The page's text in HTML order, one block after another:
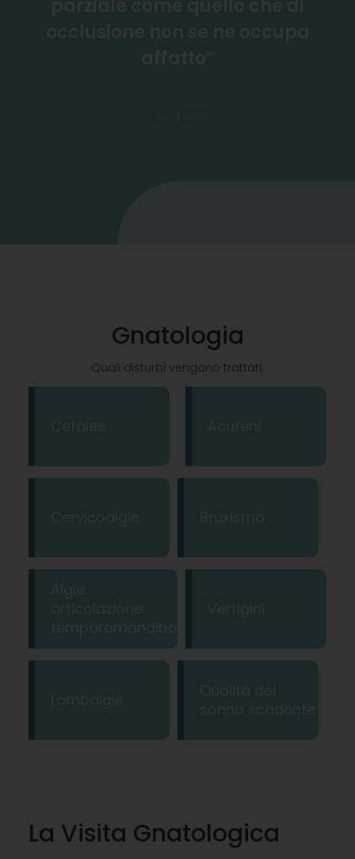
parziale come quello che di
occlusione non se ne occupa
affatto”
Gnatologia
Quali disturbi vengono trattati:
Cefalee Acufeni
Cervicoalgie Bruxismo
Algie
articolazione
temporomandibolare
Vertigini
Lombalgie
Qualità del
sonno scadente
La Visita Gnatologica